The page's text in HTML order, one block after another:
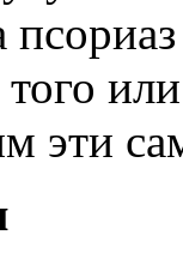
того
эти